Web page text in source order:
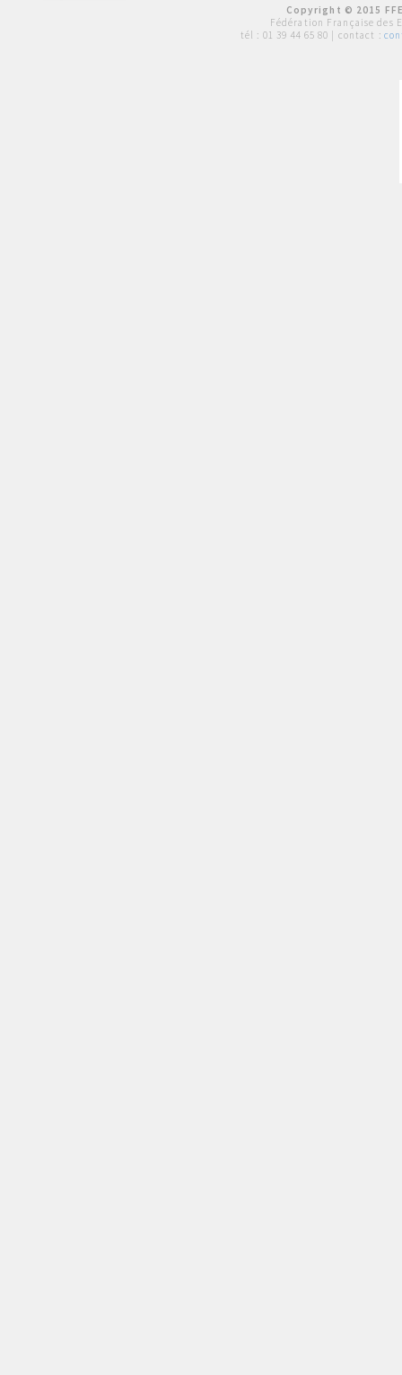
Copyright © 2015
Fédération Française des
tél : 01 39 44 65 80 | contact :